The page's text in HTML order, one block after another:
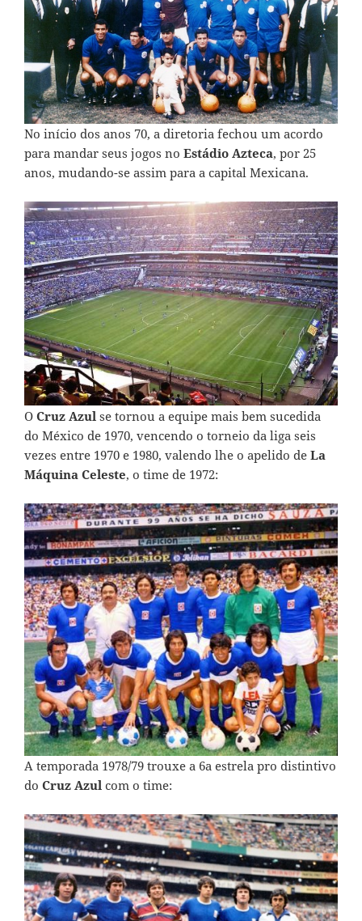
No início dos anos 70, a diretoria fechou um acordo
para mandar seus jogos no Estádio Azteca, por 25
anos, mudando-se assim para a capital Mexicana.
O Cruz Azul se tornou a equipe mais bem sucedida
do México de 1970, vencendo o torneio da liga seis
vezes entre 1970 e 1980, valendo lhe o apelido de La
Máquina Celeste, o time de 1972:
A temporada 1978/79 trouxe a 6a estrela pro distintivo
do Cruz Azul com o time: